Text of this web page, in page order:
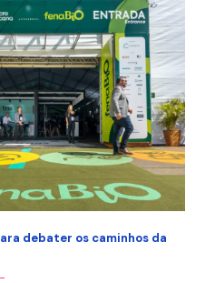
debater os caminhos da